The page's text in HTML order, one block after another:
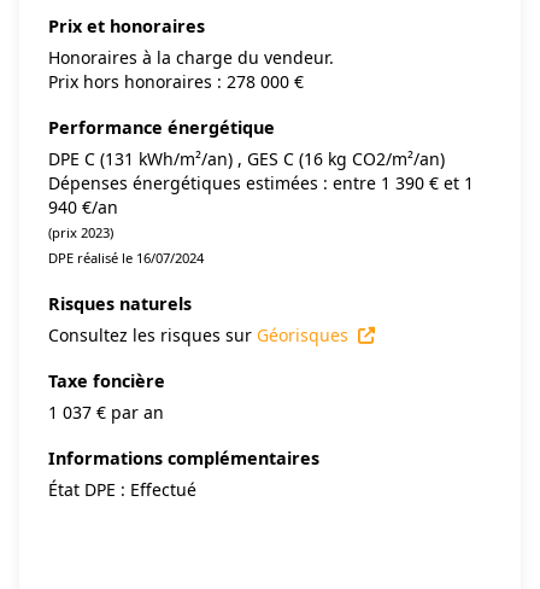
Prix et honoraires
Honoraires à la charge du vendeur.
Prix hors honoraires : 278 000 €
Performance énergétique
DPE C (131 kWh/m²/an) , GES C (16 kg CO2/m²/an)
Dépenses énergétiques estimées : entre 1 390 € et 1
940 €/an
(prix 2023)
DPE réalisé le 16/07/2024
Risques naturels
Consultez les risques sur Géorisques
Taxe foncière
1 037 € par an
Informations complémentaires
État DPE : Effectué